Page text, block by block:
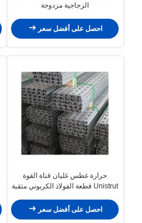
الزجاجية مزدوجة
احصل على أفضل سعر
حرارة غطس غليان قناة القوة
Unistrut قطعة الفولاذ الكربوني مثقبة
احصل على أفضل سعر